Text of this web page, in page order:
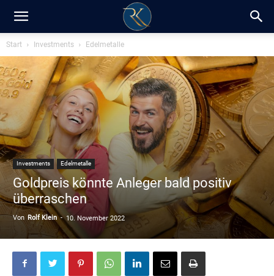
RK-
Insight
/
Blog
Start Investments Edelmetalle
Investments Edelmetalle
Goldpreis könnte Anleger bald positiv
überraschen
Von Rolf Klein - 10. November 2022